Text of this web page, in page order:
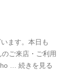
ます。本日も
ご来店・ご利用
… 続きを見る